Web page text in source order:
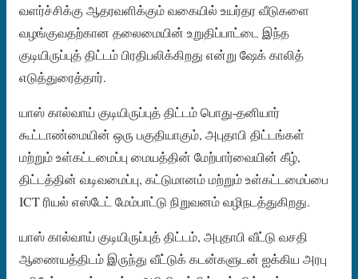
வளர்ச்சிக்கு ஆதரவளிக்கும் வகையில் உயர்தர வீடுகளை
வழங்குவதற்கான தலைமையின் உறுதிப்பாட்டை இந்த
குடியிருப்புத் திட்டம் பிரதிபலிக்கிறது என்று ஷேக் காலித்
எடுத்துரைத்தார்.
யாஸ் கால்வாய் குடியிருப்புத் திட்டம் பொது-தனியார்
கூட்டாண்மையின் ஒரு பகுதியாகும், அபுதாபி திட்டங்கள்
மற்றும் உள்கட்டமைப்பு மையத்தின் மேற்பார்வையின் கீழ்,
திட்டத்தின் வடிவமைப்பு, கட்டுமானம் மற்றும் உள்கட்டமைப்பை
ICT ரியல் எஸ்டேட் மேம்பாட்டு நிறுவனம் வழிநடத்துகிறது.
யாஸ் கால்வாய் குடியிருப்புத் திட்டம், அபுதாபி வீட்டு வசதி
ஆணையத்திடம் இருந்து வீட்டுக் கடன்களுடன் ஐக்கிய அரபு